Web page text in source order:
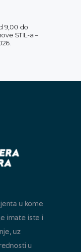
9,00 do
STIL-a –
u kome
imate iste i
uz
u